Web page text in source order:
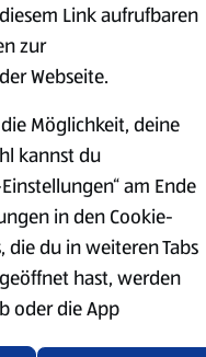
Link aufrufbaren
zur
Webseite.
Möglichkeit, deine
kannst du
am Ende
in den Cookie-
die du in weiteren Tabs
hast, werden
oder die App
wieder geöffnet